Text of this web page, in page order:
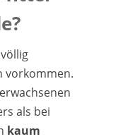
vorkommen.
als bei
kaum